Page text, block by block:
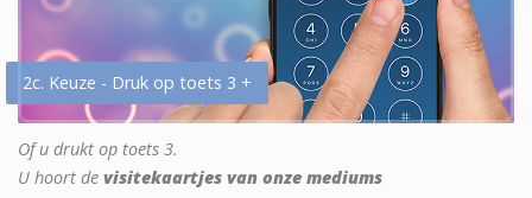
2c. Keuze - Druk op toets 3 +
Of u drukt op toets 3.
U hoort de visitekaartjes van onze mediums